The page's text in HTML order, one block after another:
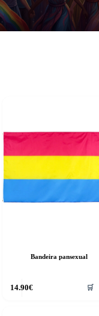
Bandeira pansexual
14.90€ 🛒